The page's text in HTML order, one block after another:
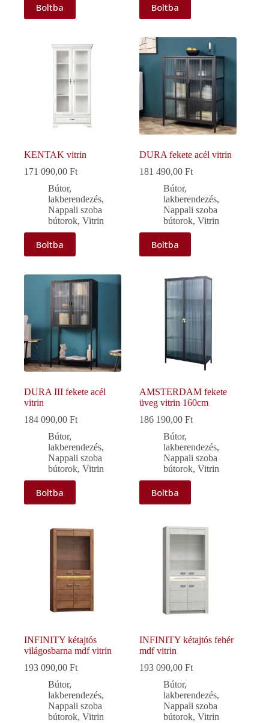
Boltba Boltba
KENTAK vitrin
171 090,00 Ft
Bútor,
lakberendezés,
Nappali szoba
bútorok, Vitrin
Boltba
DURA fekete acél vitrin
181 490,00Ft
Bútor,
lakberendezés,
Nappali szoba
bútorok,Vitrin
Boltba
DURA III fekete acél
vitrin
184 090,00 Ft
Bútor,
lakberendezés,
Nappali szoba
bútorok, Vitrin
Boltba
AMSTERDAM fekete
üveg vitrin 160cm
186 190,00Ft
Bútor,
lakberendezés,
Nappali szoba
bútorok,Vitrin
Boltba
INFINITY kétajtós
világosbarna mdf vitrin
193 090,00 Ft
Bútor,
lakberendezés,
Nappali szoba
bútorok, Vitrin
INFINITY kétajtós fehér
mdf vitrin
193 090,00Ft
Bútor,
lakberendezés,
Nappali szoba
bútorok,Vitrin